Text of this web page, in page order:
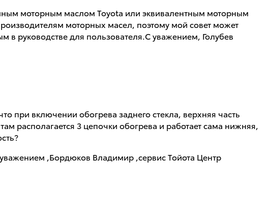
моторным маслом Toyota или эквивалентным моторным
моторных масел, поэтому мой совет может
в руководстве для пользователя.С уважением, Голубев
при включении обогрева заднего стекла, верхняя часть
располагается 3 цепочки обогрева и работает сама нижняя,
,Бордюков Владимир ,сервис Тойота Центр